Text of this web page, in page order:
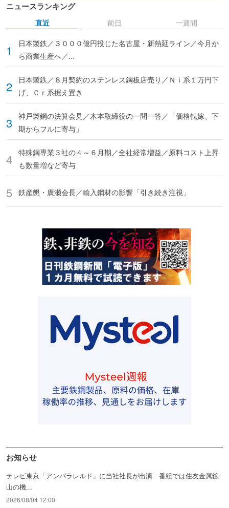
ニュースランキング
直近
日本製鉄／３０００億円投じた名古屋・新熱延ライン／今月か
ら商業生産へ／...
日本製鉄／８月契約のステンレス鋼板店売り／Ｎｉ系１万円下
げ、Ｃｒ系据え置き
神戸製鋼の決算会見／木本取締役の一問一答／「価格転嫁、下
期からフルに寄与」
特殊鋼専業３社の４～６月期／全社経常増益／原料コスト上昇
も数量増など寄与
鉄産懇・廣瀬会長／輸入鋼材の影響「引き続き注視」
前日 一週間
お知らせ
テレビ東京「アンパラレルド」に当社社長が出演 番組では住友金属鉱
山の機...
2026/08/04 12:00